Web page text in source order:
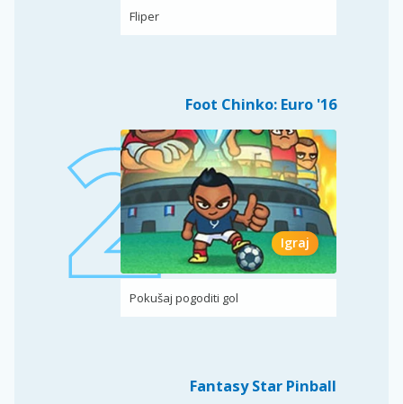
Fliper
Foot Chinko: Euro '16
Igraj
Pokušaj pogoditi gol
Fantasy Star Pinball